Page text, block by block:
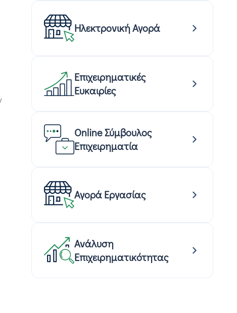
Ηλεκτρονική Αγορά
Επιχειρηματικές
Ευκαιρίες
Online Σύμβουλος
Επιχειρηματία
Αγορά Εργασίας
Ανάλυση
Επιχειρηματικότητας